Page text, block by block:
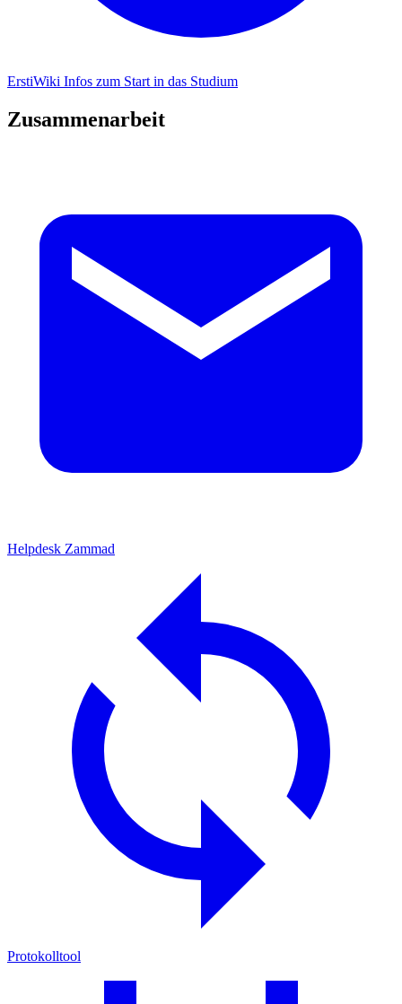
ErstiWiki Infos zum Start in das Studium
Zusammenarbeit
Helpdesk Zammad
Protokolltool